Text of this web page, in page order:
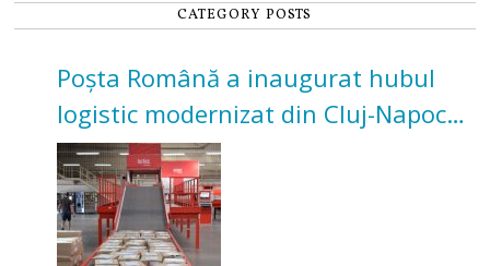
CATEGORY POSTS
Poșta Română a inaugurat hubul
logistic modernizat din Cluj-Napoca.
Investiție de 3 milioane de euro